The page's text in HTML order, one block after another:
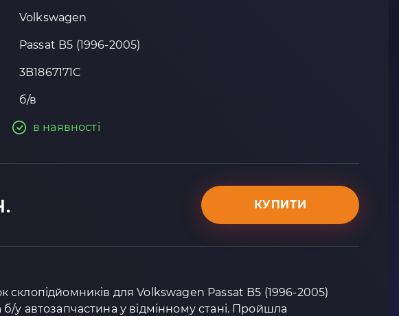
Volkswagen
Passat B5 (1996-2005)
3B1867171C
б/в
в наявності
КУПИТИ
склопідйомників для Volkswagen Passat B5 (1996-2005)
у автозапчастина у відмінному стані. Пройшла